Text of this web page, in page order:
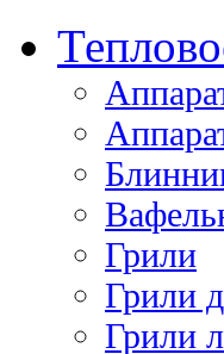
Грили
Грили
Грили